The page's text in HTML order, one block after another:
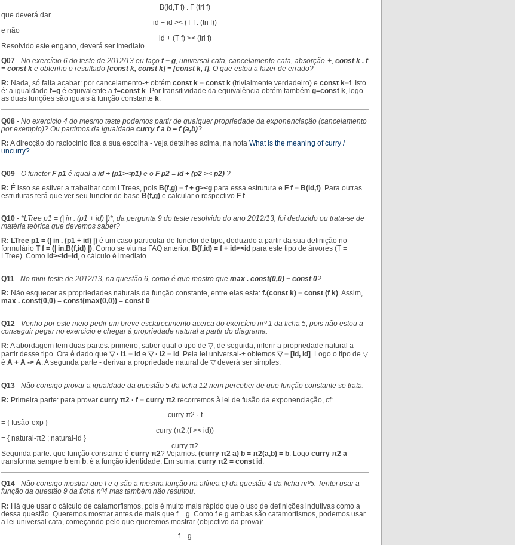
B(id,T f) . F (tri f)
que deverá dar
id + id >< (T f . (tri f))
e não
id + (T f) >< (tri f)
Resolvido este engano, deverá ser imediato.
Q07 - No exercício 6 do teste de 2012/13 eu faço f = g , universal-cata, cancelamento-cata, absorção-+, const k . f
= const k e obtenho o resultado [const k, const k] = [const k, f]. O que estou a fazer de errado?
R: Nada, só falta acabar: por cancelamento-+ obtém const k = const k (trivialmente verdadeiro) e const k=f . Isto
é: a igualdade f=g é equivalente a f=const k . Por transitividade da equivalência obtém também g=const k , logo
as duas funções são iguais à função constante k
Q08 - No exercício 4 do mesmo teste podemos partir de qualquer propriedade da exponenciação (cancelamento
por exemplo)? Ou partimos da igualdade curry f a b = f (a,b)?
R: A direcção do raciocínio fica à sua escolha - veja detalhes acima, na nota What is the meaning of curry /
uncurry?
Q09 - O functorF p1 é igual a id + (p1><p1) e o F p2 = id + (p2 >< p2) ?
R: É isso se estiver a trabalhar com LTrees, pois B(f,g) = f + g><g para essa estrutura e F f = B(id,f) . Para outras
estruturas terá que ver seu functor de base B(f,g) e calcular o respectivo F f
Q10 - *LTree p1 = (| in . (p1 + id) |)*, da pergunta 9 do teste resolvido do ano 2012/13, foi deduzido ou trata-se de
matéria teórica que devemos saber?
R: LTree p1 = (| in . (p1 + id) |) é um caso particular de functor de tipo, deduzido a partir da sua definição no
formulário T f = (| in.B(f,id) |) . Como se viu na FAQ anterior, B(f,id) = f + id><id para este tipo de árvores (T =
LTree). Como id><id=id , o cálculo é imediato.
Q11 - No mini-teste de 2012/13, na questão 6, como é que mostro que max . const(0,0) = const 0?
R: Não esquecer as propriedades naturais da função constante, entre elas esta: f.(const k) = const (f k) . Assim,
max . const(0,0) = const(max(0,0)) = const 0
Q12 - Venho por este meio pedir um breve esclarecimento acerca do exercício nrº 1 da ficha 5, pois não estou a
conseguir pegar no exercício e chegar à propriedade natural a partir do diagrama.
R: A abordagem tem duas partes: primeiro, saber qual o tipo de ▽; de seguida, inferir a propriedade natural a
partir desse tipo. Ora é dado que ▽ · i1 = id e ▽ · i2 = id . Pela lei universal-+ obtemos ▽ = [id, id]
. Logo o tipo de ▽
é A + A -> A . A segunda parte - derivar a propriedade natural de ▽ deverá ser simples.
Q13 - Não consigo provar a igualdade da questão 5 da ficha 12 nem perceber de que função constante se trata.
R: Primeira parte: para provar curry π2 · f = curry π2 recorremos à lei de fusão da exponenciação, cf:
curry π2 · f
= { fusão-exp }
curry (π2.(f >< id))
= { natural-π2 ; natural-id }
curry π2
Segunda parte: que função constante é curry π2? Vejamos: (curry π2 a) b = π2(a,b) = b . Logo curry π2 a
transforma sempre b em b: é a função identidade. Em suma: curry π2 = const id
Q14 - Não consigo mostrar que f e g são a mesma função na alínea c) da questão 4 da ficha nrº5. Tentei usar a
função da questão 9 da ficha nº4 mas também não resultou.
R: Há que usar o cálculo de catamorfismos, pois é muito mais rápido que o uso de definições indutivas como a
dessa questão. Queremos mostrar antes de mais que f = g. Como f e g ambas são catamorfismos, podemos usar
a lei universal cata, começando pelo que queremos mostrar (objectivo da prova):
f = g